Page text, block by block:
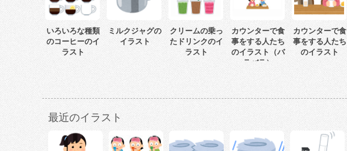
いろいろな種類
のコーヒーのイ
ラスト
ミルクジャグの
イラスト
クリームの乗っ
たドリンクのイ
ラスト
カウンターで食
事をする人たち
のイラスト（バ
ラバラ）
カウンターで食
事をする人たち
のイラスト
最近のイラスト